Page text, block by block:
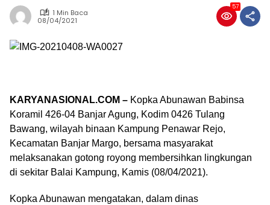
1 Min Baca
08/04/2021
57
KARYANASIONAL.COM – Kopka Abunawan Babinsa
Koramil 426-04 Banjar Agung, Kodim 0426 Tulang
Bawang, wilayah binaan Kampung Penawar Rejo,
Kecamatan Banjar Margo, bersama masyarakat
melaksanakan gotong royong membersihkan lingkungan
di sekitar Balai Kampung, Kamis (08/04/2021).
Kopka Abunawan mengatakan, dalam dinas